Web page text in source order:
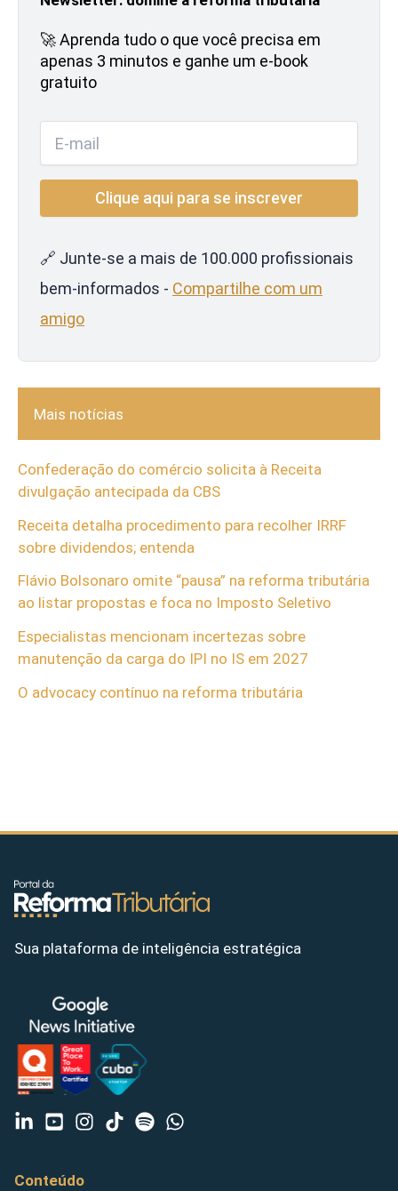
🚀 Aprenda tudo o que você precisa em
apenas 3 minutos e ganhe um e-book
gratuito
🔗 Junte-se a mais de 100.000 profissionais
bem-informados - Compartilhe com um
amigo
Mais notícias
Confederação do comércio solicita à Receita
divulgação antecipada da CBS
Receita detalha procedimento para recolher IRRF
sobre dividendos; entenda
Flávio Bolsonaro omite “pausa” na reforma tributária
ao listar propostas e foca no Imposto Seletivo
Especialistas mencionam incertezas sobre
manutenção da carga do IPI no IS em 2027
O advocacy contínuo na reforma tributária
Sua plataforma de inteligência estratégica
Conteúdo